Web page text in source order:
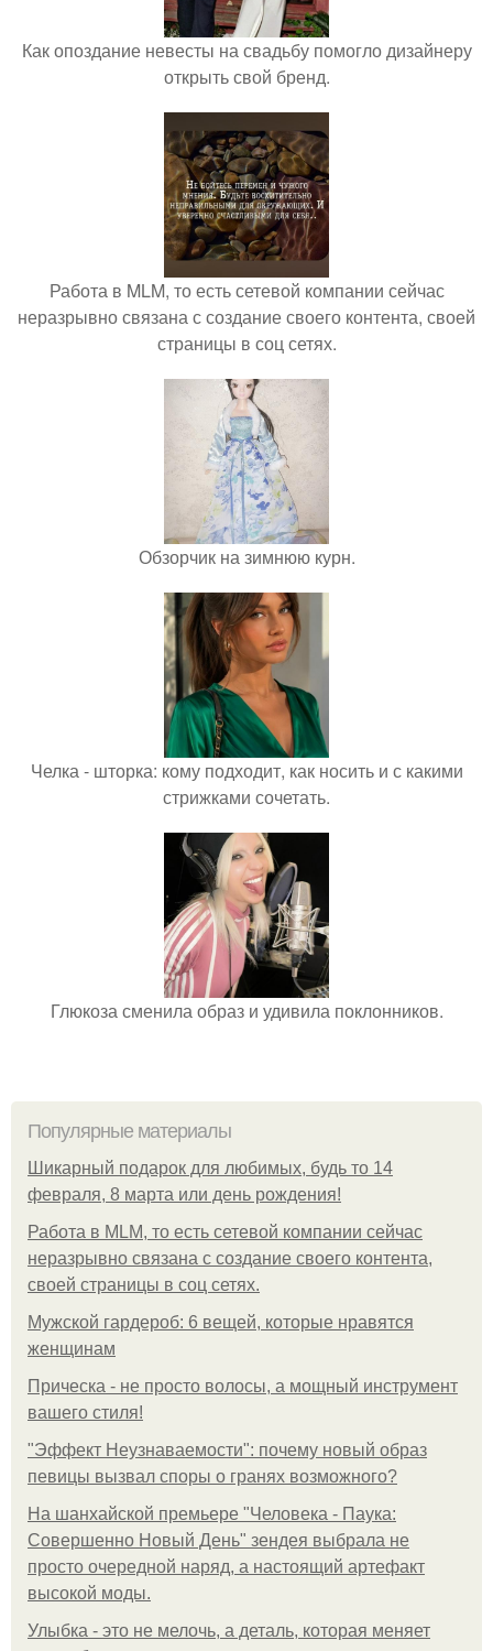
Как опоздание невесты на свадьбу помогло дизайнеру
открыть свой бренд.
Работа в MLM, то есть сетевой компании сейчас
неразрывно связана с создание своего контента, своей
страницы в соц сетях.
Обзорчик на зимнюю курн.
Челка - шторка: кому подходит, как носить и с какими
стрижками сочетать.
Глюкоза сменила образ и удивила поклонников.
Популярные материалы
Шикарный подарок для любимых, будь то 14
февраля, 8 марта или день рождения!
Работа в MLM, то есть сетевой компании сейчас
неразрывно связана с создание своего контента,
своей страницы в соц сетях.
Мужской гардероб: 6 вещей, которые нравятся
женщинам
Прическа - не просто волосы, а мощный инструмент
вашего стиля!
"Эффект Неузнаваемости": почему новый образ
певицы вызвал споры о гранях возможного?
На шанхайской премьере "Человека - Паука:
Совершенно Новый День" зендея выбрала не
просто очередной наряд, а настоящий артефакт
высокой моды.
Улыбка - это не мелочь, а деталь, которая меняет